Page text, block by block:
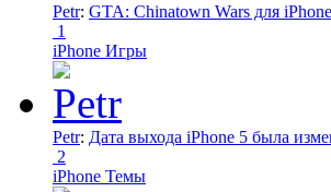
Petr: GTA: Chinatown Wars для iPhone
1
iPhone Игры
Petr: Дата выхода iPhone 5 была
2
iPhone Темы